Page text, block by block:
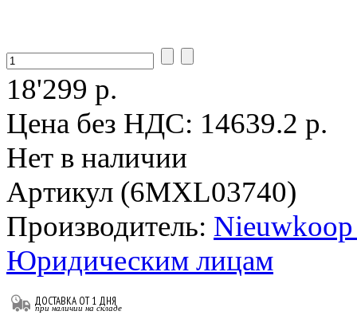
18'299 р.
Цена без НДС: 14639.2 р.
Нет в наличии
Артикул (6MXL03740)
Производитель:
Юридическим лицам
ДОСТАВКА ОТ 1 ДНЯ
при наличии на складе